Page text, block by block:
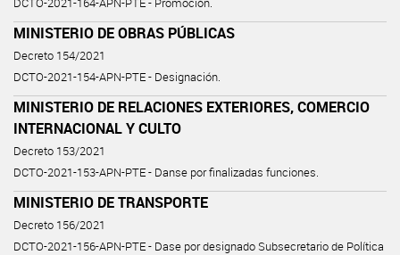
MINISTERIO DE OBRAS PÚBLICAS
Decreto 154/2021
DCTO-2021-154-APN-PTE - Designación.
MINISTERIO DE RELACIONES EXTERIORES, COMERCIO
INTERNACIONAL Y CULTO
Decreto 153/2021
DCTO-2021-153-APN-PTE - Danse por finalizadas funciones.
MINISTERIO DE TRANSPORTE
Decreto 156/2021
DCTO-2021-156-APN-PTE - Dase por designado Subsecretario de Política